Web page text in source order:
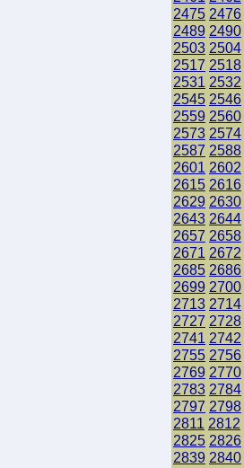
2475 2476
2489 2490
2503 2504
2517 2518
2531 2532
2545 2546
2559 2560
2573 2574
2587 2588
2601 2602
2615 2616
2629 2630
2643 2644
2657 2658
2671 2672
2685 2686
2699 2700
2713 2714
2727 2728
2741 2742
2755 2756
2769 2770
2783 2784
2797 2798
2811 2812
2825 2826
2839 2840